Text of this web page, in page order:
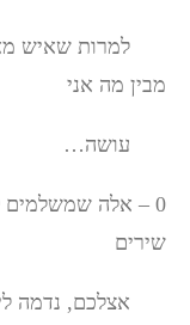
למרות שאיש
מבין מה אני
עושה…
0 – אלה
שירים
אצלכם, נדמה לי